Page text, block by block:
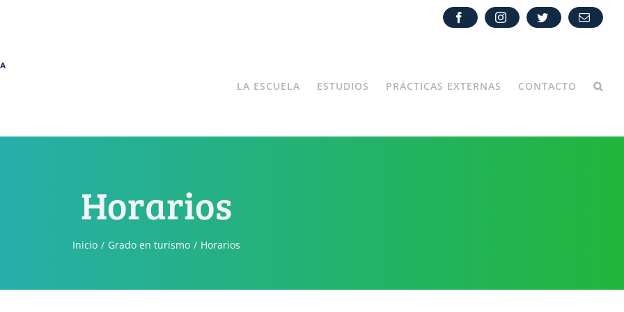
FacebookInstagramTwitter
Correo
LA ESCUELA ESTUDIOS PRÁCTICAS EXTERNAS CONTACTO
Horarios
Inicio Grado en turismo Horarios